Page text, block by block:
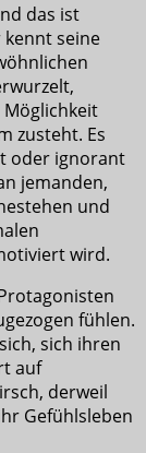
das ist
seine
zusteht. Es
oder ignorant
jemanden,
und
wird.
fühlen.
sich ihren
auf
derweil
Gefühlsleben